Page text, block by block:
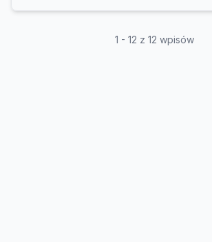
1 - 12 z 12 wpisów